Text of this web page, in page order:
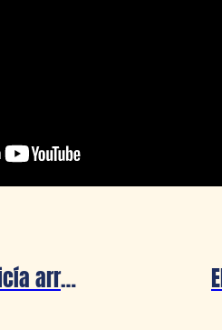
Plaza Sésamo: Policía arresta a la banda que robó un traje de Big Bird